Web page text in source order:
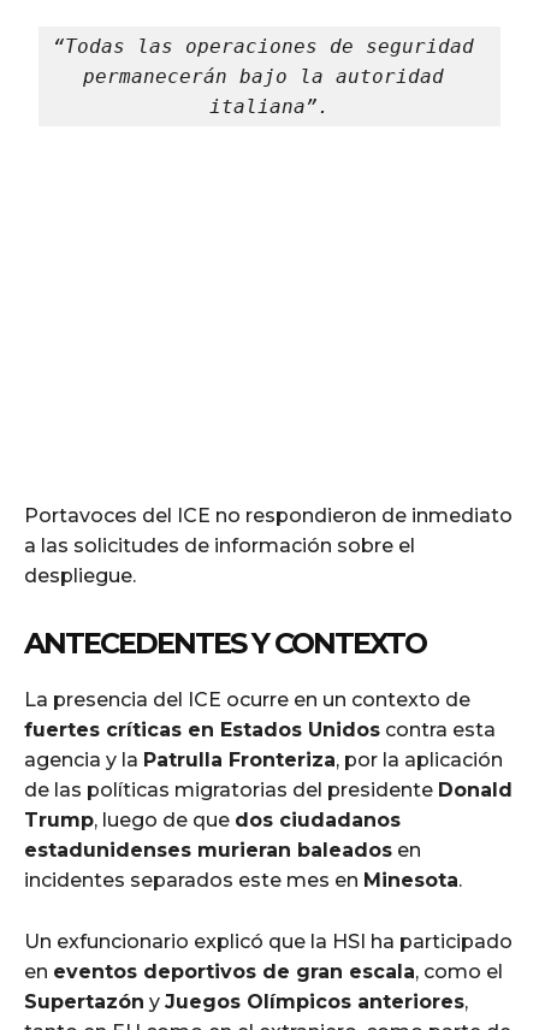
“Todas las operaciones de seguridad
permanecerán bajo la autoridad
italiana”.
Portavoces del ICE no respondieron de inmediato
a las solicitudes de información sobre el
despliegue.
ANTECEDENTES Y CONTEXTO
La presencia del ICE ocurre en un contexto de
fuertes críticas en Estados Unidos contra esta
agencia y la Patrulla Fronteriza, por la aplicación
de las políticas migratorias del presidente Donald
Trump, luego de que dos ciudadanos
estadunidenses murieran baleados en
incidentes separados este mes en Minesota.
Un exfuncionario explicó que la HSI ha participado
en eventos deportivos de gran escala, como el
Supertazón y Juegos Olímpicos anteriores,